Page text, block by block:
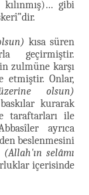
kılınmış)… gibi
kısa süren
geçirmiştir.
zulmüne karşı
etmiştir. Onlar,
olsun)
kurarak
taraftarları ile
ayrıca
beslenmesini
(Allah'ın selâmı
içerisinde